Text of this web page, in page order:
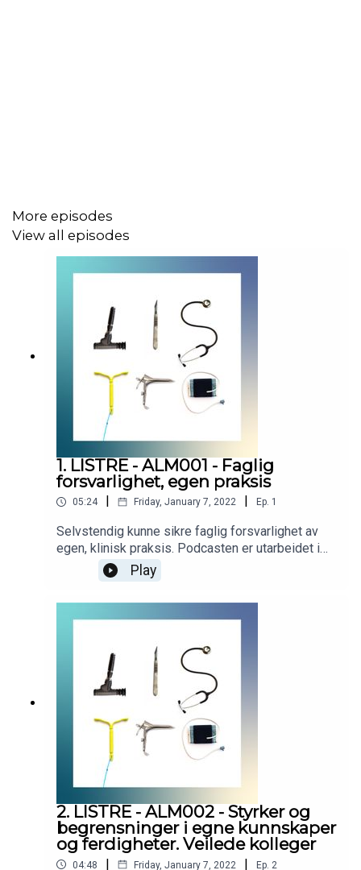
More episodes
View all episodes
1. LISTRE - ALM001 - Faglig
forsvarlighet, egen praksis
05:24 Friday, January 7, 2022 Ep. 1
Selvstendig kunne sikre faglig forsvarlighet av
egen, klinisk praksis. Podcasten er utarbeidet i
samarbeid med Helsedirektoratet.
Helsedirektoratet har finansiert utviklingen av
podcasten, men innholdet er i sin helhet
utarbeidet av KVALLM (allmennlegene Kristian
fasit for hvordan læringsmålene skal tolkes, men
skal bidra til refleksjon rundt læringsmålene i
allmennmedisin.
Play
2. LISTRE - ALM002 - Styrker og
begrensninger i egne kunnskaper
og ferdigheter. Veilede kolleger
04:48 | Friday, January 7, 2022 | Ep. 2